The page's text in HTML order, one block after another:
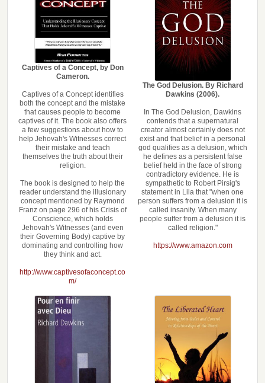
Captives of a Concept, by Don
Cameron.
Captives of a Concept identifies
both the concept and the mistake
that causes people to become
captives of it. The book also offers
a few suggestions about how to
help Jehovah's Witnesses correct
their mistake and teach
themselves the truth about their
religion.
The book is designed to help the
reader understand the illusionary
concept mentioned by Raymond
Franz on page 296 of his Crisis of
Conscience, which holds
Jehovah's Witnesses (and even
their Governing Body) captive by
dominating and controlling how
they think and act.
http://www.captivesofaconcept.co
m/
The God Delusion. By Richard
Dawkins (2006).
In The God Delusion, Dawkins
contends that a supernatural
creator almost certainly does not
exist and that belief in a personal
god qualifies as a delusion, which
he defines as a persistent false
belief held in the face of strong
contradictory evidence. He is
sympathetic to Robert Pirsig's
statement in Lila that "when one
person suffers from a delusion it is
called insanity. When many
people suffer from a delusion it is
called religion."
https://www.amazon.com